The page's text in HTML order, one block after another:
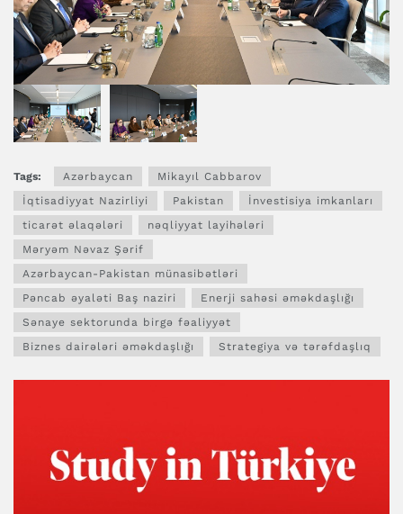
Tags: Azərbaycan
Mikayıl Cabbarov
İqtisadiyyat Nazirliyi
Pakistan
İnvestisiya imkanları
ticarət əlaqələri
nəqliyyat layihələri
Məryəm Nəvaz Şərif
Azərbaycan-Pakistan münasibətləri
Pəncab əyaləti Baş naziri
Enerji sahəsi əməkdaşlığı
Sənaye sektorunda birgə fəaliyyət
Biznes dairələri əməkdaşlığı
Strategiya və tərəfdaşlıq